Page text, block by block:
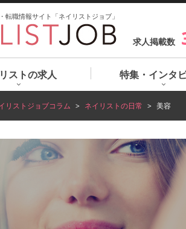
転職情報サイト「ネイリストジョブ」
求人掲載数
ストの求人 特集・インタ
リストジョブコラム ネイリストの日常 美容